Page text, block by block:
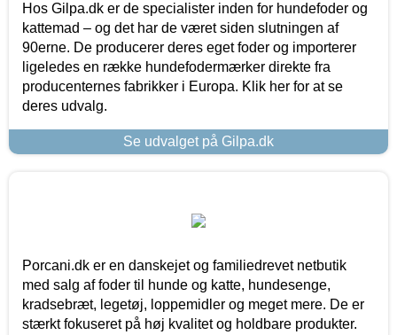
Hos Gilpa.dk er de specialister inden for hundefoder og
kattemad – og det har de været siden slutningen af
90erne. De producerer deres eget foder og importerer
ligeledes en række hundefodermærker direkte fra
producenternes fabrikker i Europa. Klik her for at se
deres udvalg.
Se udvalget på Gilpa.dk
Porcani.dk er en danskejet og familiedrevet netbutik
med salg af foder til hunde og katte, hundesenge,
kradsebræt, legetøj, loppemidler og meget mere. De er
stærkt fokuseret på høj kvalitet og holdbare produkter.